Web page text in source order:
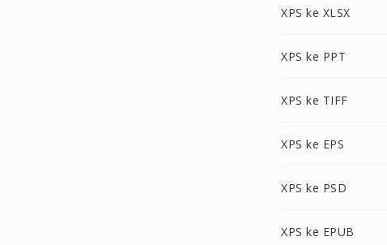
XPS ke XLSX
XPS ke PPT
XPS ke TIFF
XPS ke EPS
XPS ke PSD
XPS ke EPUB